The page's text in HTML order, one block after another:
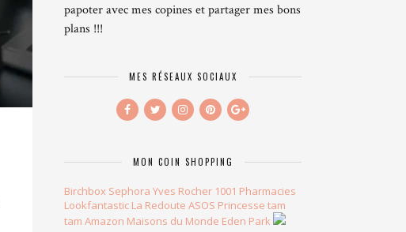
papoter avec mes copines et partager mes bons
plans !!!
MES RÉSEAUX SOCIAUX
MON COIN SHOPPING
Birchbox Sephora Yves Rocher 1001 Pharmacies
Lookfantastic La Redoute ASOS Princesse tam
tam Amazon Maisons du Monde Eden Park